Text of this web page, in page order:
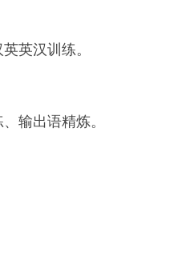
英汉训练。
输出语精炼。